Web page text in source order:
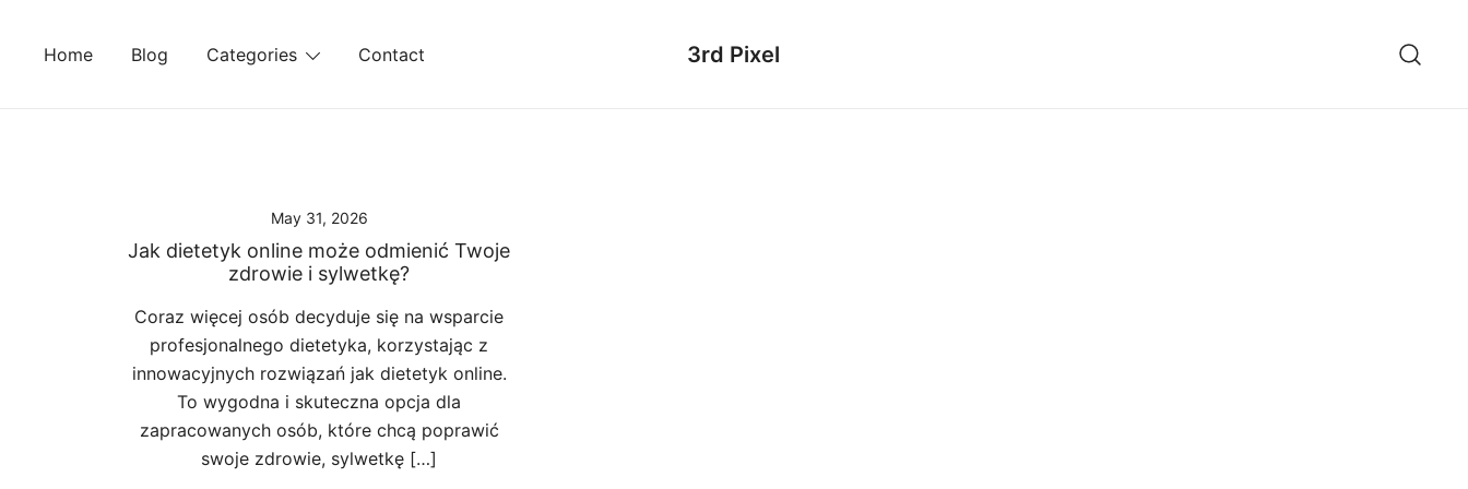
Home Blog Categories Contact 3rd Pixel
May 31, 2026
Jak dietetyk online może odmienić Twoje
zdrowie i sylwetkę?
Coraz więcej osób decyduje się na wsparcie
profesjonalnego dietetyka, korzystając z
innowacyjnych rozwiązań jak dietetyk online.
To wygodna i skuteczna opcja dla
zapracowanych osób, które chcą poprawić
swoje zdrowie, sylwetkę […]